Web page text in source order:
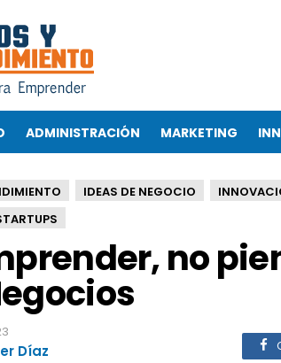
ADMINISTRACIÓN MARKETING
IDEAS DE NEGOCIO
no
Díaz